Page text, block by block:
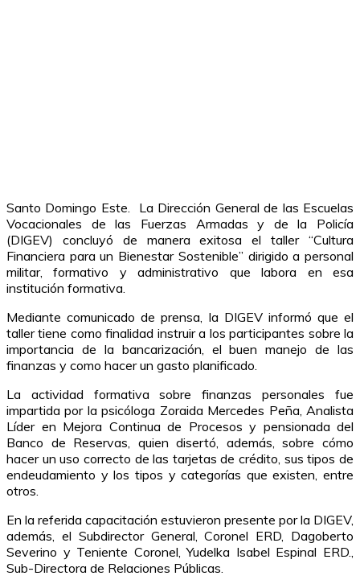
Santo Domingo Este. La Dirección General de las Escuelas
Vocacionales de las Fuerzas Armadas y de la Policía
(DIGEV) concluyó de manera exitosa el taller “Cultura
Financiera para un Bienestar Sostenible” dirigido a personal
militar, formativo y administrativo que labora en esa
institución formativa.
Mediante comunicado de prensa, la DIGEV informó que el
taller tiene como finalidad instruir a los participantes sobre la
importancia de la bancarización, el buen manejo de las
finanzas y como hacer un gasto planificado.
La actividad formativa sobre finanzas personales fue
impartida por la psicóloga Zoraida Mercedes Peña, Analista
Líder en Mejora Continua de Procesos y pensionada del
Banco de Reservas, quien disertó, además, sobre cómo
hacer un uso correcto de las tarjetas de crédito, sus tipos de
endeudamiento y los tipos y categorías que existen, entre
otros.
En la referida capacitación estuvieron presente por la DIGEV,
además, el Subdirector General, Coronel ERD, Dagoberto
Severino y Teniente Coronel, Yudelka Isabel Espinal ERD.,
Sub-Directora de Relaciones Públicas.